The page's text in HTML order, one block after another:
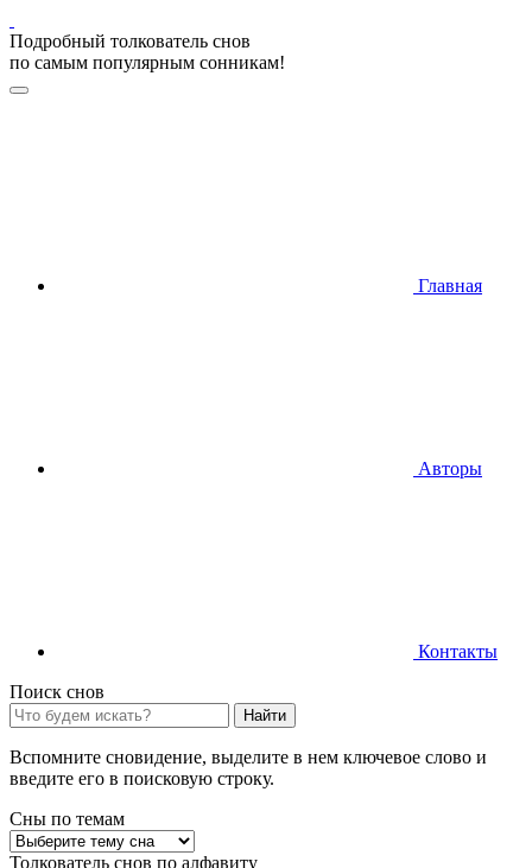
Подробный толкователь снов
по самым популярным сонникам!
Главная
Авторы
Контакты
Поиск снов
Найти
Вспомните сновидение, выделите в нем ключевое слово и
введите его в поисковую строку.
Сны по темам
Толкователь снов по алфавиту